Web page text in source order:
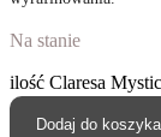
Na stanie
ilość Claresa
Dodaj do koszyka